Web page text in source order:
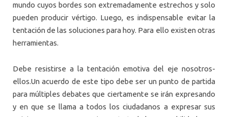
mundo cuyos bordes son extremadamente estrechos y solo
pueden producir vértigo. Luego, es indispensable evitar la
tentación de las soluciones para hoy. Para ello existen otras
herramientas.
Debe resistirse a la tentación emotiva del eje nosotros-
ellos.Un acuerdo de este tipo debe ser un punto de partida
para múltiples debates que ciertamente se irán expresando
y en que se llama a todos los ciudadanos a expresar sus